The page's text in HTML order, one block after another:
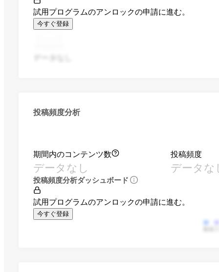
試用プログラムのアンロックの申請に進む。
今すぐ登録
投稿頻度分析
期間内のコンテンツ数
データなし
投稿頻度
データな
投稿頻度分析ダッシュボード
試用プログラムのアンロックの申請に進む。
今すぐ登録